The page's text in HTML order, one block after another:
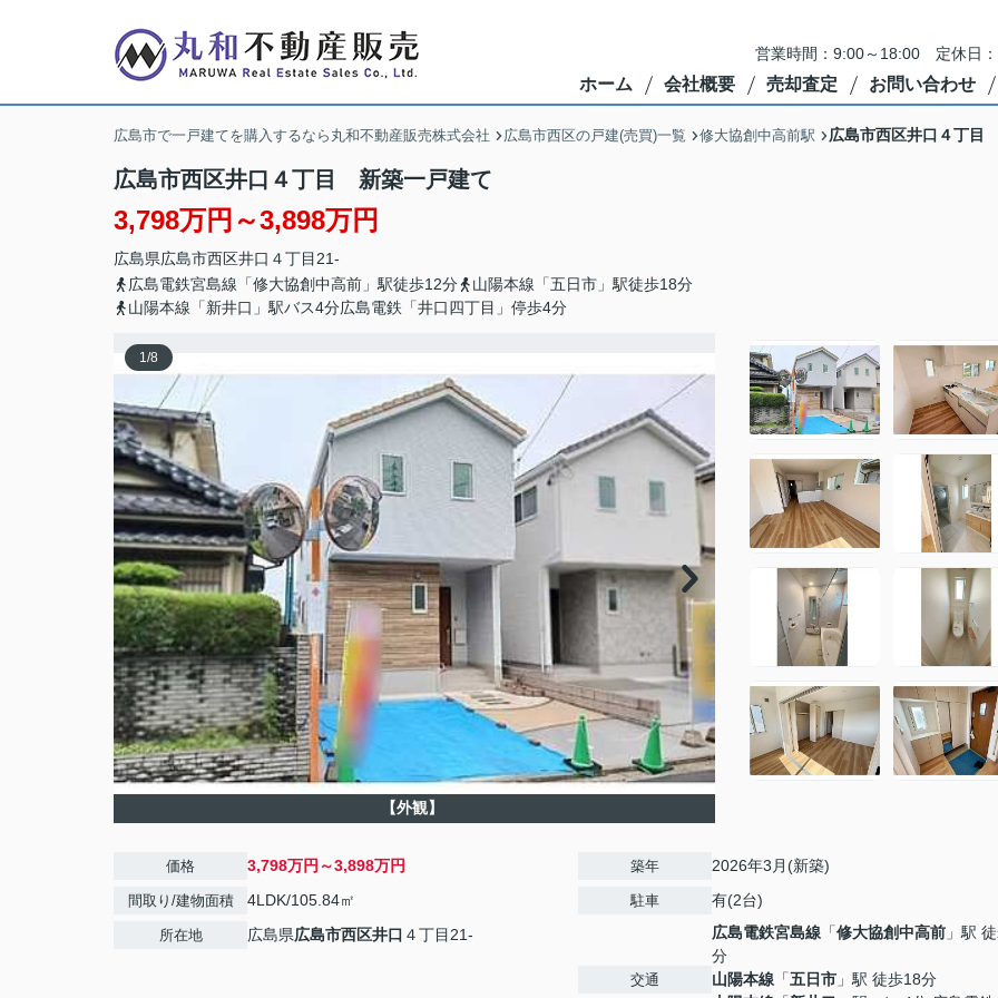
営業時間：9:00～18:00 定休日
ホーム 会社概要 売却査定 お問い合わせ
広島市で一戸建てを購入するなら丸和不動産販売株式会社 広島市西区の戸建(売買)一覧 修大協創中高前駅 広島市西区井口４丁目
広島市西区井口４丁目 新築一戸建て
3,798万円～3,898万円
広島県広島市西区井口 ４丁目21-
広島電鉄宮島線「修大協創中高前」駅徒歩12分
山陽本線「五日市」駅徒歩18分
山陽本線「新井口」駅バス4分広島電鉄「井口四丁目」停歩4分
1/8
【外観】
価格 3,798万円～3,898万円
間取り/建物面積 4LDK/105.84㎡
所在地 広島県広島市西区井口 ４丁目21-
築年 2026年3月(新築)
駐車 有(2台)
交通
広島電鉄宮島線 「修大協創中高前 」駅
分
山陽本線 「五日市 」駅 徒歩18分